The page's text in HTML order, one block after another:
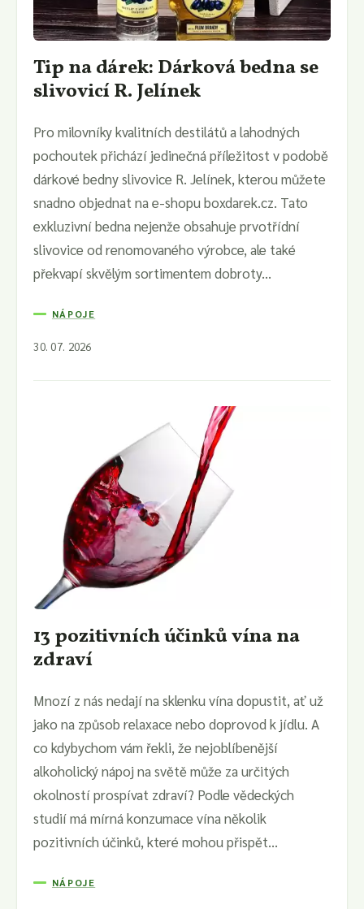
Tip na dárek: Dárková bedna se
slivovicí R. Jelínek
Pro milovníky kvalitních destilátů a lahodných
pochoutek přichází jedinečná příležitost v podobě
dárkové bedny slivovice R. Jelínek, kterou můžete
snadno objednat na e-shopu boxdarek.cz. Tato
exkluzivní bedna nejenže obsahuje prvotřídní
slivovice od renomovaného výrobce, ale také
překvapí skvělým sortimentem dobroty...
NÁPOJE
30. 07. 2026
13 pozitivních účinků vína na
zdraví
Mnozí z nás nedají na sklenku vína dopustit, ať už
jako na způsob relaxace nebo doprovod k jídlu. A
co kdybychom vám řekli, že nejoblíbenější
alkoholický nápoj na světě může za určitých
okolností prospívat zdraví? Podle vědeckých
studií má mírná konzumace vína několik
pozitivních účinků, které mohou přispět...
NÁPOJE